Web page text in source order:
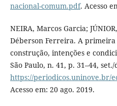
nacional-comum.pdf. Acesso
NEIRA, Marcos Garcia;
Déberson Ferreira. A primeira
construção, intenções e
São Paulo, n. 41, p. 31–44,
https://periodicos.uninove.br/
Acesso em: 20 ago. 2019.